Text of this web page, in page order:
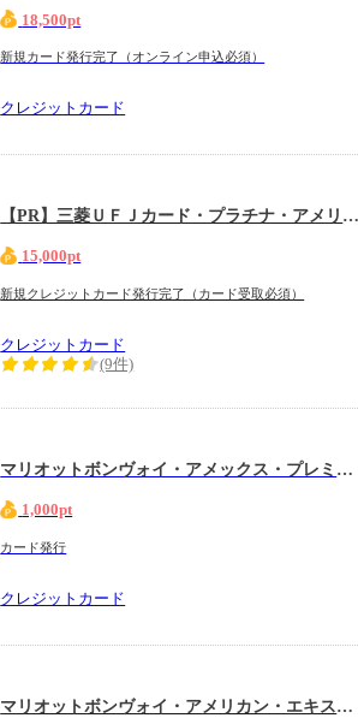
18,500pt
新規カード発行完了（オンライン申込必須）
クレジットカード
【PR】三菱ＵＦＪカード・プラチナ・アメリカン・エキ
15,000pt
新規クレジットカード発行完了（カード受取必須）
クレジットカード
(9件)
マリオットボンヴォイ・アメックス・プレミアム・カード
1,000pt
カード発行
クレジットカード
マリオットボンヴォイ・アメリカン・エキスプレス・カード